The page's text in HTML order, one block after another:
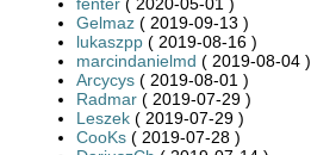
Gelmaz ( 2019-09-13 )
lukaszpp ( 2019-08-16 )
marcindanielmd ( 2019-08-04 )
Arcycys ( 2019-08-01 )
Radmar ( 2019-07-29 )
Leszek ( 2019-07-29 )
CooKs ( 2019-07-28 )